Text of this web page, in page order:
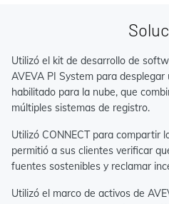
Utilizó el kit de desarrollo de
AVEVA PI System para
habilitado para la nube, que
múltiples sistemas de registro.
Utilizó CONNECT para compartir
permitió a sus clientes verificar
fuentes sostenibles y reclamar
Utilizó el marco de activos de